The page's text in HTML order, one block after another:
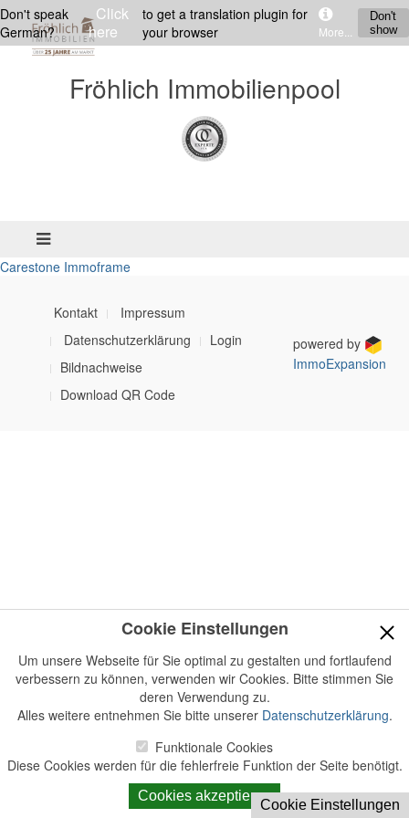
Fröhlich Immobilienpool
Don't speak
German?
Click
here
to get a translation plugin for
your browser
More...
Don't
show
Carestone Immoframe
Kontakt
Impressum
Datenschutzerklärung
Login
Bildnachweise
Download QR Code
powered by
ImmoExpansion
Cookie Einstellungen
Um unsere Webseite für Sie optimal zu gestalten und fortlaufend
verbessern zu können, verwenden wir Cookies. Bitte stimmen Sie
deren Verwendung zu.
Alles weitere entnehmen Sie bitte unserer Datenschutzerklärung.
Funktionale Cookies
Diese Cookies werden für die fehlerfreie Funktion der Seite benötigt.
Cookies akzeptieren
Cookie Einstellungen